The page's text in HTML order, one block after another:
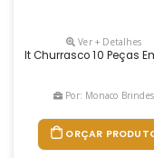
Ver + Detalhes
It Churrasco 10 Peças
Por: Monaco Brindes
ORÇAR